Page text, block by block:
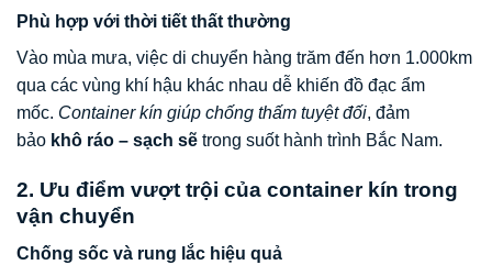
Phù hợp với thời tiết thất thường
Vào mùa mưa, việc di chuyển hàng trăm đến hơn 1.000km
qua các vùng khí hậu khác nhau dễ khiến đồ đạc ẩm
mốc. Container kín giúp chống thấm tuyệt đối, đảm
bảo khô ráo – sạch sẽ trong suốt hành trình Bắc Nam.
2. Ưu điểm vượt trội của container kín trong
vận chuyển
Chống sốc và rung lắc hiệu quả